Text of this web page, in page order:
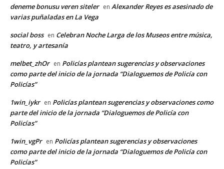
deneme bonusu veren siteler en Alexander Reyes es asesinado de
varias puñaladas en La Vega
social boss en Celebran Noche Larga de los Museos entre música,
teatro, y artesanía
melbet_zhOr en Policías plantean sugerencias y observaciones
como parte del inicio de la jornada “Dialoguemos de Policía con
Policías”
1win_iykr en Policías plantean sugerencias y observaciones como
parte del inicio de la jornada “Dialoguemos de Policía con
Policías”
1win_vgPr en Policías plantean sugerencias y observaciones
como parte del inicio de la jornada “Dialoguemos de Policía con
Policías”